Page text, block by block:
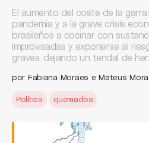
El aumento del coste de la
pandemia y a la grave crisis
brasileños a cocinar con
improvisadas y exponerse al
graves, dejando un tendal de
por Fabiana Moraes e Mateus
Política quemados